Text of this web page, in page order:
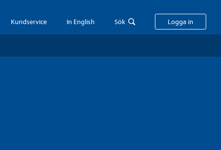
Kundservice In English Sök Logga in